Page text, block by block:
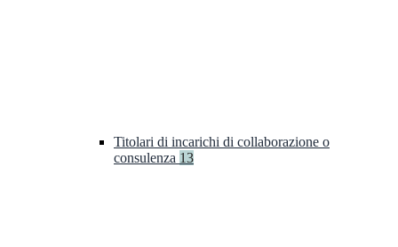
Titolari di incarichi di collaborazione o
consulenza 13